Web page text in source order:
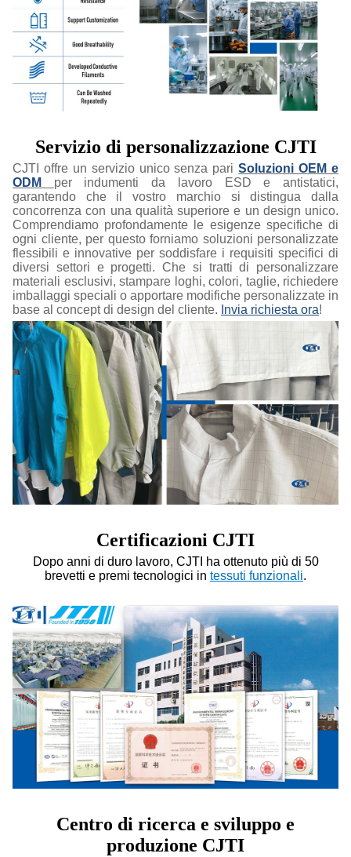
Servizio di personalizzazione CJTI
CJTI offre un servizio unico senza pariSoluzioni OEM e
ODM
per indumenti da lavoro ESD e antistatici,
garantendo che il vostro marchio si distingua dalla
concorrenza con una qualità superiore e un design unico.
Comprendiamo profondamente le esigenze specifiche di
ogni cliente, per questo forniamo soluzioni personalizzate
flessibili e innovative per soddisfare i requisiti specifici di
diversi settori e progetti. Che si tratti di personalizzare
materiali esclusivi, stampare loghi, colori, taglie, richiedere
imballaggi speciali o apportare modifiche personalizzate in
base al concept di design del cliente. Invia richiesta ora!
Certificazioni CJTI
Dopo anni di duro lavoro, CJTI ha ottenuto più di 50
brevetti e premi tecnologici in tessuti funzionali.
Centro di ricerca e sviluppo e
produzione CJTI